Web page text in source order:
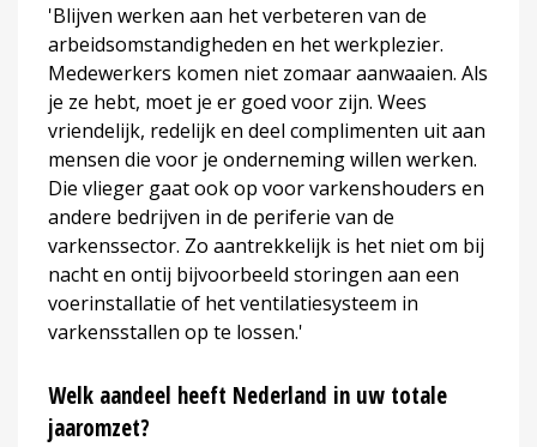
'Blijven werken aan het verbeteren van de
arbeidsomstandigheden en het werkplezier.
Medewerkers komen niet zomaar aanwaaien. Als
je ze hebt, moet je er goed voor zijn. Wees
vriendelijk, redelijk en deel complimenten uit aan
mensen die voor je onderneming willen werken.
Die vlieger gaat ook op voor varkenshouders en
andere bedrijven in de periferie van de
varkenssector. Zo aantrekkelijk is het niet om bij
nacht en ontij bijvoorbeeld storingen aan een
voerinstallatie of het ventilatiesysteem in
varkensstallen op te lossen.'
Welk aandeel heeft Nederland in uw totale
jaaromzet?